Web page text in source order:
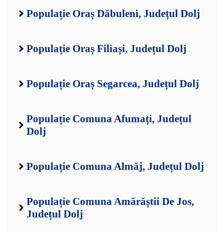
Populație Oraș Dăbuleni, Județul Dolj
Populație Oraș Filiași, Județul Dolj
Populație Oraș Segarcea, Județul Dolj
Populație Comuna Afumați, Județul
Dolj
Populație Comuna Almăj, Județul Dolj
Populație Comuna Amărăștii De Jos,
Județul Dolj